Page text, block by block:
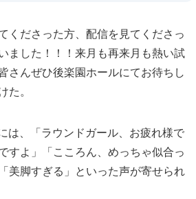
くださった方、配信を見てくださっ
ました！！！来月も再来月も熱い試
さんぜひ後楽園ホールにてお待ちし
た。
は、「ラウンドガール、お疲れ様で
すよ」「こころん、めっちゃ似合っ
美脚すぎる」といった声が寄せられ